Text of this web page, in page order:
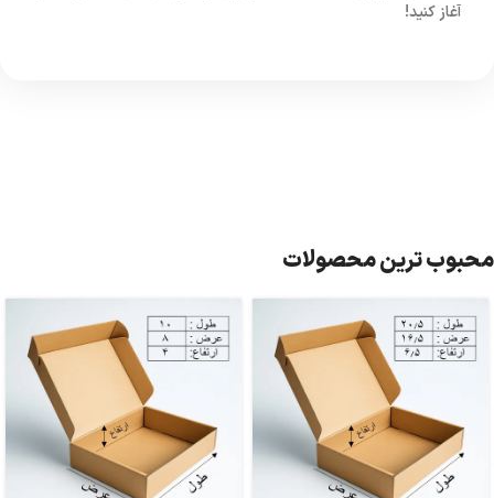
آغاز کنید!
محبوب ترین محصولات